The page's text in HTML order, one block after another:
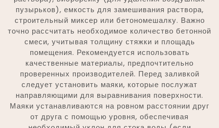
пузырьков), емкость для замешивания раствора,
строительный миксер или бетономешалку. Важно
точно рассчитать необходимое количество бетонной
смеси, учитывая толщину стяжки и площадь
помещения. Рекомендуется использовать
качественные материалы, предпочтительно
проверенных производителей. Перед заливкой
следует установить маяки, которые послужат
направляющими для выравнивания поверхности.
Маяки устанавливаются на ровном расстоянии друг
от друга с помощью уровня, обеспечивая